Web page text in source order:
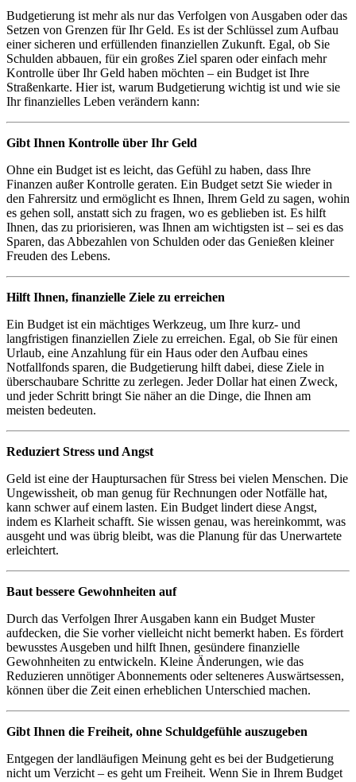
Budgetierung ist mehr als nur das Verfolgen von Ausgaben oder das
Setzen von Grenzen für Ihr Geld. Es ist der Schlüssel zum Aufbau
einer sicheren und erfüllenden finanziellen Zukunft. Egal, ob Sie
Schulden abbauen, für ein großes Ziel sparen oder einfach mehr
Kontrolle über Ihr Geld haben möchten – ein Budget ist Ihre
Straßenkarte. Hier ist, warum Budgetierung wichtig ist und wie sie
Ihr finanzielles Leben verändern kann:
Gibt Ihnen Kontrolle über Ihr Geld
Ohne ein Budget ist es leicht, das Gefühl zu haben, dass Ihre
Finanzen außer Kontrolle geraten. Ein Budget setzt Sie wieder in
den Fahrersitz und ermöglicht es Ihnen, Ihrem Geld zu sagen, wohin
es gehen soll, anstatt sich zu fragen, wo es geblieben ist. Es hilft
Ihnen, das zu priorisieren, was Ihnen am wichtigsten ist – sei es das
Sparen, das Abbezahlen von Schulden oder das Genießen kleiner
Freuden des Lebens.
Hilft Ihnen, finanzielle Ziele zu erreichen
Ein Budget ist ein mächtiges Werkzeug, um Ihre kurz- und
langfristigen finanziellen Ziele zu erreichen. Egal, ob Sie für einen
Urlaub, eine Anzahlung für ein Haus oder den Aufbau eines
Notfallfonds sparen, die Budgetierung hilft dabei, diese Ziele in
überschaubare Schritte zu zerlegen. Jeder Dollar hat einen Zweck,
und jeder Schritt bringt Sie näher an die Dinge, die Ihnen am
meisten bedeuten.
Reduziert Stress und Angst
Geld ist eine der Hauptursachen für Stress bei vielen Menschen. Die
Ungewissheit, ob man genug für Rechnungen oder Notfälle hat,
kann schwer auf einem lasten. Ein Budget lindert diese Angst,
indem es Klarheit schafft. Sie wissen genau, was hereinkommt, was
ausgeht und was übrig bleibt, was die Planung für das Unerwartete
erleichtert.
Baut bessere Gewohnheiten auf
Durch das Verfolgen Ihrer Ausgaben kann ein Budget Muster
aufdecken, die Sie vorher vielleicht nicht bemerkt haben. Es fördert
bewusstes Ausgeben und hilft Ihnen, gesündere finanzielle
Gewohnheiten zu entwickeln. Kleine Änderungen, wie das
Reduzieren unnötiger Abonnements oder selteneres Auswärtsessen,
können über die Zeit einen erheblichen Unterschied machen.
Gibt Ihnen die Freiheit, ohne Schuldgefühle auszugeben
Entgegen der landläufigen Meinung geht es bei der Budgetierung
nicht um Verzicht – es geht um Freiheit. Wenn Sie in Ihrem Budget